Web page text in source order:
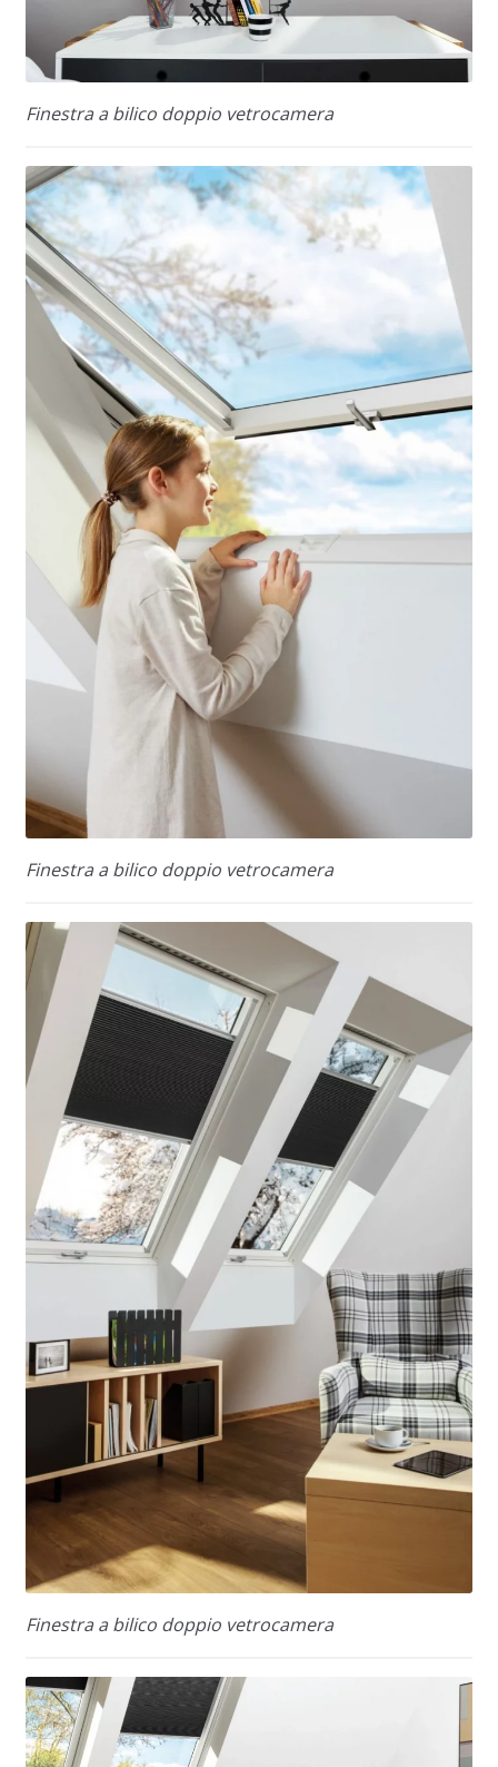
Finestra a bilico doppio vetrocamera
Finestra a bilico doppio vetrocamera
Finestra a bilico doppio vetrocamera